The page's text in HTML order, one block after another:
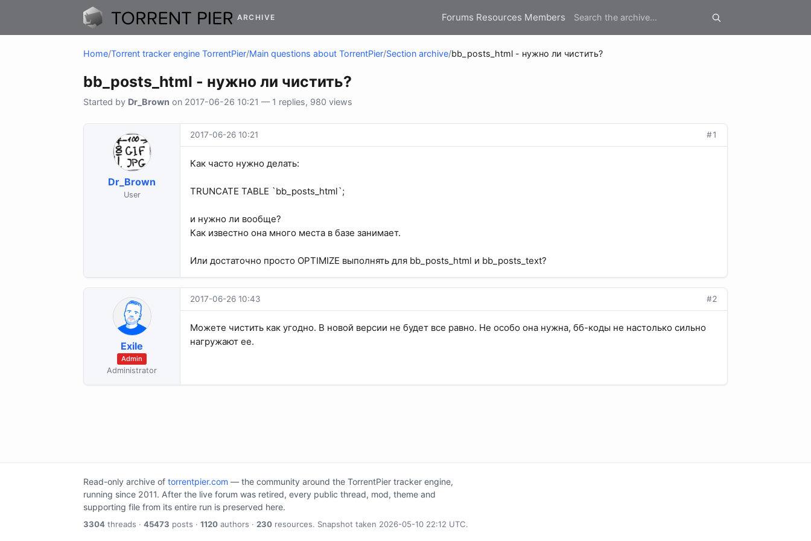
ARCHIVE Forums Resources Members
Home/Torrent tracker engine TorrentPier/Main questions about TorrentPier/Section archive/bb_posts_html - нужно ли чистить?
bb_posts_html - нужно ли чистить?
Started by Dr_Brown on 2017-06-26 10:21 — 1 replies, 980 views
Dr_Brown
User
2017-06-26 10:21 #1
Как часто нужно делать:
TRUNCATE TABLE `bb_posts_html`;
и нужно ли вообще?
Как известно она много места в базе занимает.
Или достаточно просто OPTIMIZE выполнять для bb_posts_html и bb_posts_text?
Exile
Admin
Administrator
2017-06-26 10:43 #2
Можете чистить как угодно. В новой версии не будет все равно. Не особо она нужна, бб-коды не настолько сильно
нагружают ее.
Read-only archive of torrentpier.com — the community around the TorrentPier tracker engine,
running since 2011. After the live forum was retired, every public thread, mod, theme and
supporting file from its entire run is preserved here.
3304 threads · 45473 posts · 1120 authors · 230 resources. Snapshot taken 2026-05-10 22:12 UTC.